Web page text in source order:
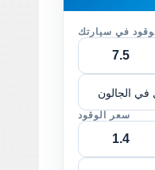
في سيارتك
سعر الوقود